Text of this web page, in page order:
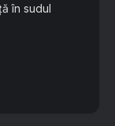
în sudul